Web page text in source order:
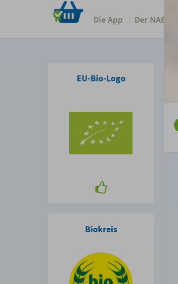
Die App Der NABU
EU-Bio-Logo
Biokreis